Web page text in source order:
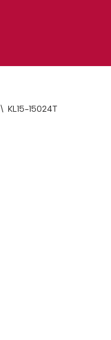
\ KL15-15024T